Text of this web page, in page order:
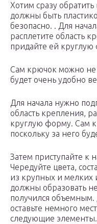
Хотим сразу
должны быть
безопасно. . Для
расплетите область
придайте ей
Сам крючок можно не
будет очень удобно
Для начала нужно
область крепления,
круглую форму. Сам
поскольку за него
Затем приступайте
Чередуйте цвета,
из крупных и мелких
должны образовать
получился объемным.
оставьте немного
следующие элементы.